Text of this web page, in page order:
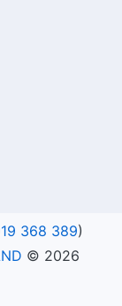
368 389)
© 2026